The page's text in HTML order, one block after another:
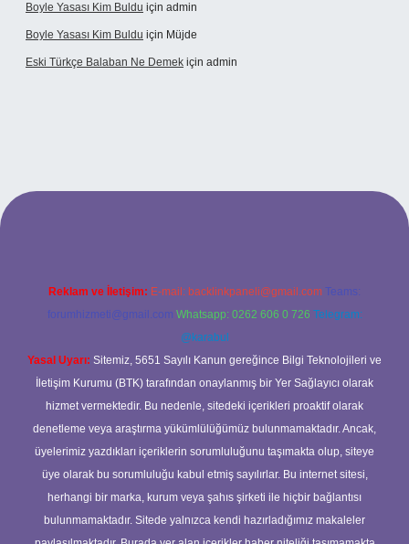
Boyle Yasası Kim Buldu için admin
Boyle Yasası Kim Buldu için Müjde
Eski Türkçe Balaban Ne Demek için admin
casino
Reklam ve İletişim: E-mail: backlinkpaneli@gmail.com Teams:
forumhizmeti@gmail.com Whatsapp: 0262 606 0 726 Telegram:
@karabul
Yasal Uyarı: Sitemiz, 5651 Sayılı Kanun gereğince Bilgi Teknolojileri ve
İletişim Kurumu (BTK) tarafından onaylanmış bir Yer Sağlayıcı olarak
hizmet vermektedir. Bu nedenle, sitedeki içerikleri proaktif olarak
denetleme veya araştırma yükümlülüğümüz bulunmamaktadır. Ancak,
üyelerimiz yazdıkları içeriklerin sorumluluğunu taşımakta olup, siteye
üye olarak bu sorumluluğu kabul etmiş sayılırlar. Bu internet sitesi,
herhangi bir marka, kurum veya şahıs şirketi ile hiçbir bağlantısı
bulunmamaktadır. Sitede yalnızca kendi hazırladığımız makaleler